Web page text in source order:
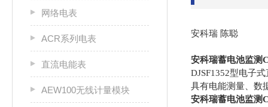
网络电表
ACR系列电表
直流电能表
AEW100无线计量模块
安科瑞 陈聪
安科瑞蓄电池监测
DJSF1352型电子
具有电能测量、数
安科瑞蓄电池监测